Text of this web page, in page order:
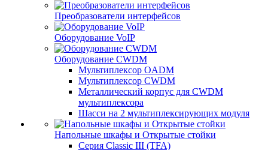
Преобразователи интерфейсов
Оборудование VoIP
Оборудование CWDM
Мультиплекcор OADM
Мультиплексор CWDM
Металлический корпус для CWDM
мультиплексора
Шасси на 2 мультиплексирующих модуля
Напольные шкафы и Открытые стойки
Серия Classic III (TFA)